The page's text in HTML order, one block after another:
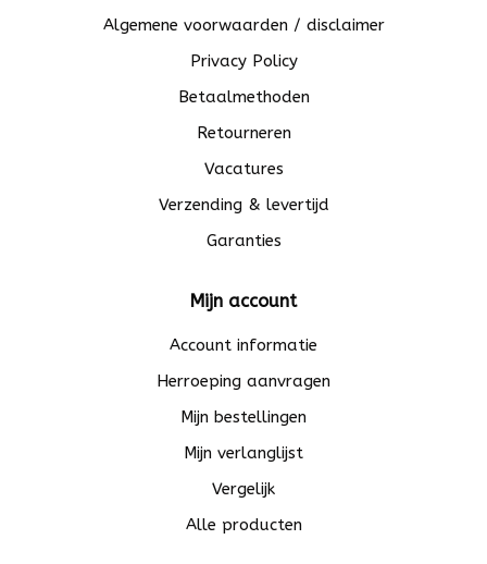
Algemene voorwaarden / disclaimer
Privacy Policy
Betaalmethoden
Retourneren
Vacatures
Verzending & levertijd
Garanties
Mijn account
Account informatie
Herroeping aanvragen
Mijn bestellingen
Mijn verlanglijst
Vergelijk
Alle producten